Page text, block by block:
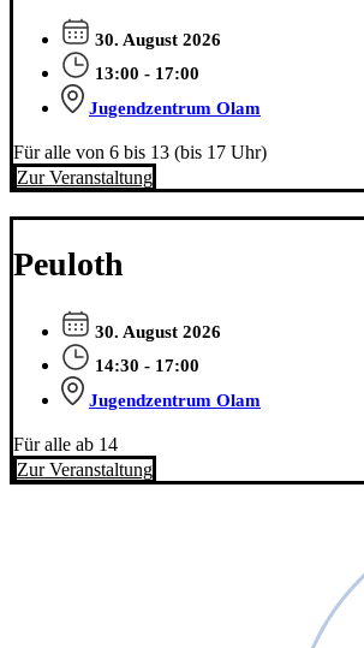
30. August 2026
13:00 - 17:00
Jugendzentrum Olam
Für alle von 6 bis 13 (bis 17 Uhr)
Zur Veranstaltung
Peuloth
30. August 2026
14:30 - 17:00
Jugendzentrum Olam
Für alle ab 14
Zur Veranstaltung